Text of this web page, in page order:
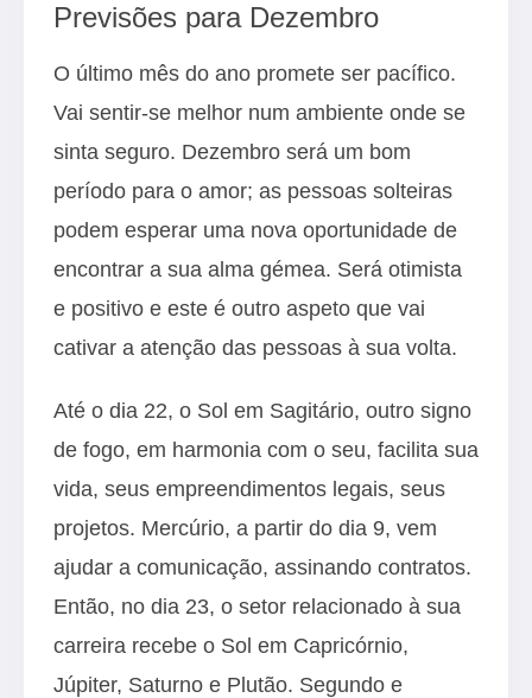
Previsões para Dezembro
O último mês do ano promete ser pacífico.
Vai sentir-se melhor num ambiente onde se
sinta seguro. Dezembro será um bom
período para o amor; as pessoas solteiras
podem esperar uma nova oportunidade de
encontrar a sua alma gémea. Será otimista
e positivo e este é outro aspeto que vai
cativar a atenção das pessoas à sua volta.
Até o dia 22, o Sol em Sagitário, outro signo
de fogo, em harmonia com o seu, facilita sua
vida, seus empreendimentos legais, seus
projetos. Mercúrio, a partir do dia 9, vem
ajudar a comunicação, assinando contratos.
Então, no dia 23, o setor relacionado à sua
carreira recebe o Sol em Capricórnio,
Júpiter, Saturno e Plutão. Segundo e